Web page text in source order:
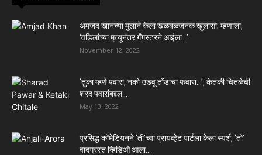
अमजद खानच्या मुलाने केला खळबळजनक खुलासा; म्हणाला,
‘वडिलांच्या मृत्यूनंतर गॅंगस्टरने आईला…’
November 12, 2022
‘तुका म्हणे पवारा, नको उडवू तोंडाचा फवारा…’, केतकी चितळेची
शरद पवारांबद्दल...
May 13, 2022
प्रसिद्ध कॉमेडियनने ‘ती’च्या प्रायव्हेट पार्टला केला स्पर्श, ‘तो’
वादग्रस्त व्हिडिओ आला...